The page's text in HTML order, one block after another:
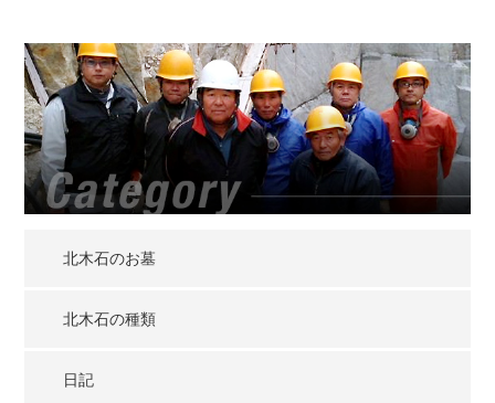
北木石のお墓
北木石の種類
日記